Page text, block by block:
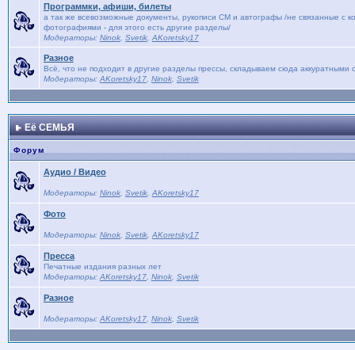
Программки, афиши, билеты
а так же всевозможные документы, рукописи СМ и автографы /не связанные с
фотографиями - для этого есть другие разделы/
Модераторы: Ninok, Svetik, AKoretsky17
Разное
Всё, что не подходит в другие разделы прессы, складываем сюда аккуратными
Модераторы: AKoretsky17, Ninok, Svetik
Её СЕМЬЯ
Форум
Аудио / Видео
Модераторы: Ninok, Svetik, AKoretsky17
Фото
Модераторы: Ninok, Svetik, AKoretsky17
Пресса
Печатные издания разных лет
Модераторы: AKoretsky17, Ninok, Svetik
Разное
Модераторы: AKoretsky17, Ninok, Svetik